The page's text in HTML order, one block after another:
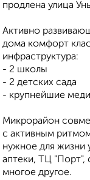
продлена улица
Активно
дома комфорт
инфраструктура:
- 2 школы
- 2 детских сада
- крупнейшие
Микрорайон
с активным
нужное для жизни
аптеки, ТЦ "Порт",
многое другое.